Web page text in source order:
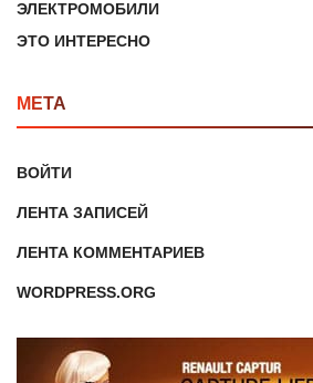
ЭЛЕКТРОМОБИЛИ
ЭТО ИНТЕРЕСНО
МЕТА
ВОЙТИ
ЛЕНТА ЗАПИСЕЙ
ЛЕНТА КОММЕНТАРИЕВ
WORDPRESS.ORG